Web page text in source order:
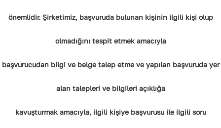
önemlidir. Şirketimiz, başvuruda bulunan kişinin ilgili kişi olup
olmadığını tespit etmek amacıyla
başvurucudan bilgi ve belge talep etme ve yapılan başvuruda yer
alan talepleri ve bilgileri açıklığa
kavuşturmak amacıyla, ilgili kişiye başvurusu ile ilgili soru